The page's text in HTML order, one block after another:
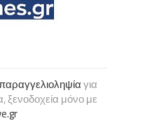
για
ξενοδοχεία μόνο με